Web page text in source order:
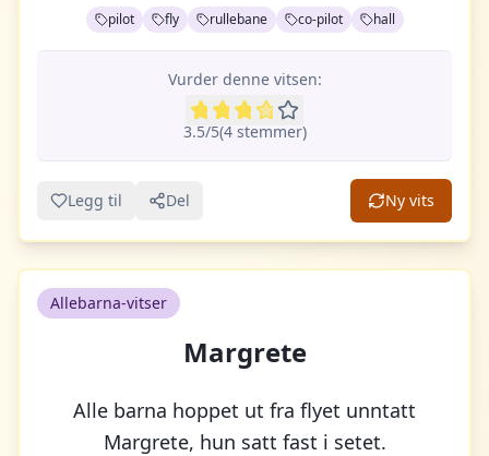
pilot fly rullebane co-pilot hall
Vurder denne vitsen:
3.5/5(4stemmer)
Legg til Del Ny vits
Allebarna-vitser
Margrete
Alle barna hoppet ut fra flyet unntatt
Margrete, hun satt fast i setet.